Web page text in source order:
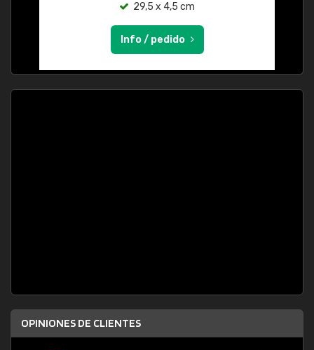
29,5 x 4,5 cm
Info / pedido
OPINIONES DE CLIENTES